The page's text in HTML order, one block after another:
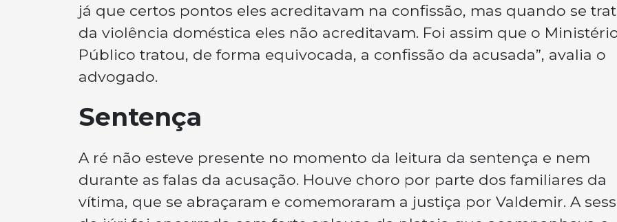
já que certos pontos eles acreditavam na confissão, mas quando se
da violência doméstica eles não acreditavam. Foi assim que o
Público tratou, de forma equivocada, a confissão da acusada”, avalia o
advogado.
Sentença
A ré não esteve presente no momento da leitura da sentença e nem
durante as falas da acusação. Houve choro por parte dos familiares da
vítima, que se abraçaram e comemoraram a justiça por Valdemir. A